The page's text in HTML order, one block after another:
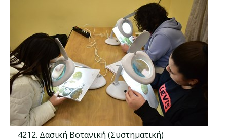
4212. Δασική Βοτανική (Συστηματική)